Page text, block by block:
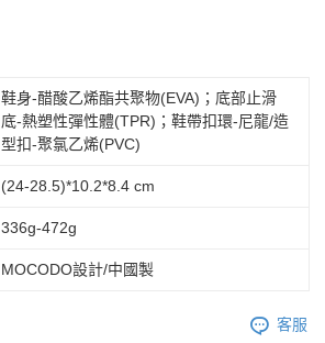
鞋身-醋酸乙烯酯共聚物(EVA)；底部止滑
底-熱塑性彈性體(TPR)；鞋帶扣環-尼龍/造
型扣-聚氯乙烯(PVC)
(24-28.5)*10.2*8.4 cm
336g-472g
MOCODO設計/中國製
客服